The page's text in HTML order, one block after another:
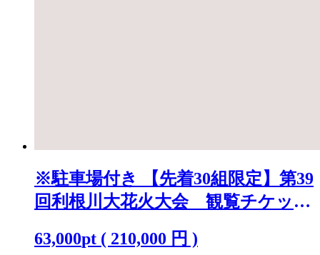
※駐車場付き 【先着30組限定】第39
回利根川大花火大会 観覧チケット
63,000pt ( 210,000 円 )